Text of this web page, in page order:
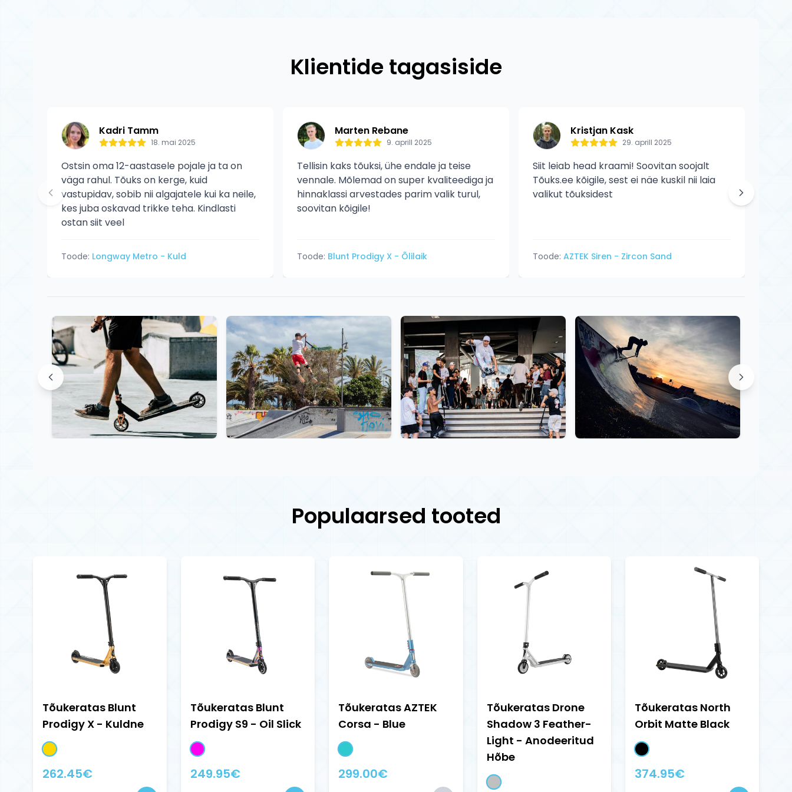
Klientide tagasiside
Kadri Tamm
18. mai 2025
Ostsin oma 12-aastasele pojale ja ta on
väga rahul. Tõuks on kerge, kuid
vastupidav, sobib nii algajatele kui ka neile,
kes juba oskavad trikke teha. Kindlasti
ostan siit veel
Toode: Longway Metro - Kuld
Marten Rebane
9. aprill 2025
Tellisin kaks tõuksi, ühe endale ja teise
vennale. Mõlemad on super kvaliteediga ja
hinnaklassi arvestades parim valik turul,
soovitan kõigile!
Toode: Blunt Prodigy X - Õlilaik
Kristjan Kask
29. aprill 2025
Siit leiab head kraami! Soovitan soojalt
Tõuks.ee kõigile, sest ei näe kuskil nii laia
valikut tõuksidest
Toode: AZTEK Siren - Zircon Sand
Populaarsed tooted
Tõukeratas Blunt
Prodigy X - Kuldne
262.45€
Tõukeratas Blunt
Prodigy S9 - Oil Slick
249.95€
Tõukeratas AZTEK
Corsa - Blue
299.00€
Tõukeratas Drone
Shadow 3 Feather-
Light - Anodeeritud
Hõbe
Tõukeratas North
Orbit Matte Black
374.95€